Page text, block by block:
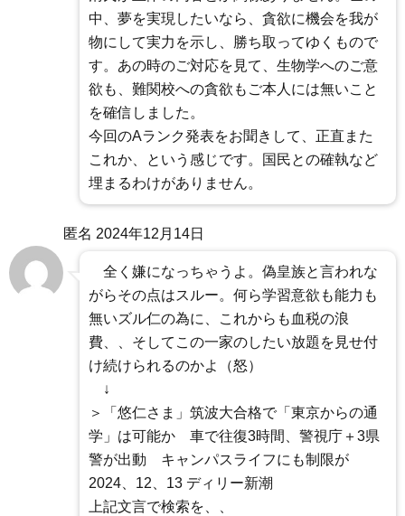
中、夢を実現したいなら、貪欲に機会を我が
物にして実力を示し、勝ち取ってゆくもので
す。あの時のご対応を見て、生物学へのご意
欲も、難関校への貪欲もご本人には無いこと
を確信しました。
今回のAランク発表をお聞きして、正直また
これか、という感じです。国民との確執など
埋まるわけがありません。
匿名 2024年12月14日
全く嫌になっちゃうよ。偽皇族と言われな
がらその点はスルー。何ら学習意欲も能力も
無いズル仁の為に、これからも血税の浪
費、、そしてこの一家のしたい放題を見せ付
け続けられるのかよ（怒）
↓
＞「悠仁さま」筑波大合格で「東京からの通
学」は可能か 車で往復3時間、警視庁＋3県
警が出動 キャンパスライフにも制限が
2024、12、13 ディリー新潮
上記文言で検索を、、